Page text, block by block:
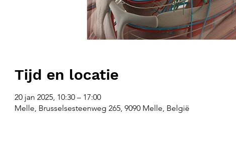
Tijd en locatie
20 jan 2025, 10:30 – 17:00
Melle, Brusselsesteenweg 265, 9090 Melle, België